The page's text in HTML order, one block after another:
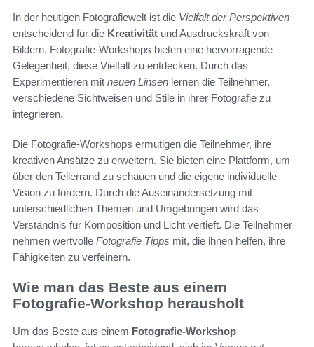
In der heutigen Fotografiewelt ist die Vielfalt der Perspektiven
entscheidend für die Kreativität und Ausdruckskraft von
Bildern. Fotografie-Workshops bieten eine hervorragende
Gelegenheit, diese Vielfalt zu entdecken. Durch das
Experimentieren mit neuen Linsen lernen die Teilnehmer,
verschiedene Sichtweisen und Stile in ihrer Fotografie zu
integrieren.
Die Fotografie-Workshops ermutigen die Teilnehmer, ihre
kreativen Ansätze zu erweitern. Sie bieten eine Plattform, um
über den Tellerrand zu schauen und die eigene individuelle
Vision zu fördern. Durch die Auseinandersetzung mit
unterschiedlichen Themen und Umgebungen wird das
Verständnis für Komposition und Licht vertieft. Die Teilnehmer
nehmen wertvolle Fotografie Tipps mit, die ihnen helfen, ihre
Fähigkeiten zu verfeinern.
Wie man das Beste aus einem
Fotografie-Workshop herausholt
Um das Beste aus einem Fotografie-Workshop